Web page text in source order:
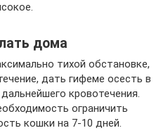
дома
тихой обстановке,
дать гифеме осесть в
кровотечения.
ограничить
кошки на 7-10 дней.